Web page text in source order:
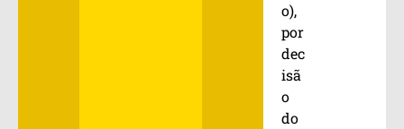
o),
por
dec
isã
o
do